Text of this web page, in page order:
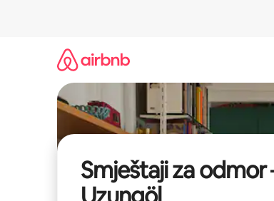
Smještaji za odmor